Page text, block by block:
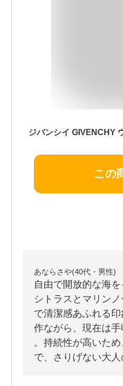
この
あならさや(40代・男性)
自由で開放的な海
シトラスとマリン
で清潔感あふれる
作ながら、現在は
。持続性が高いた
で、さりげない大人